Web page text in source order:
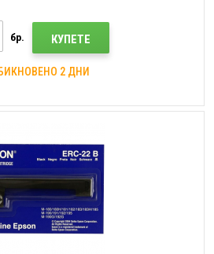
бр. КУПЕТЕ
2 ДНИ